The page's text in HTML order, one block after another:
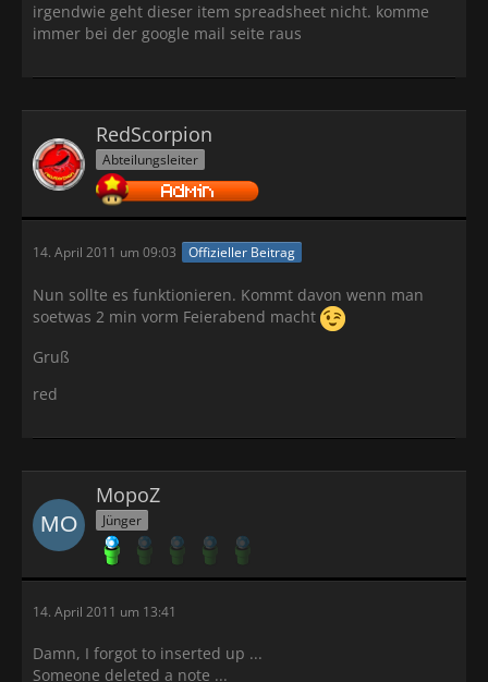
irgendwie geht dieser item spreadsheet nicht. komme
immer bei der google mail seite raus
RedScorpion
Abteilungsleiter
14. April 2011 um 09:03 Offizieller Beitrag
Nun sollte es funktionieren. Kommt davon wenn man
soetwas 2 min vorm Feierabend macht
Gruß
red
MopoZ
Jünger
14. April 2011 um 13:41
Damn, I forgot to inserted up ...
Someone deleted a note ...